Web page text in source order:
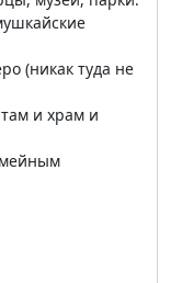
(никак туда не
и храм и